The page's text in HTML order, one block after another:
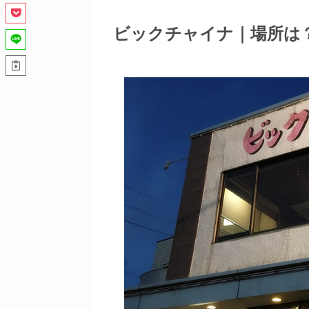
ビックチャイナ｜場所は